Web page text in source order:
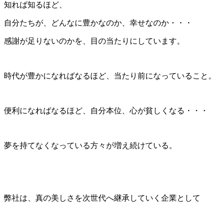
知れば知るほど、
自分たちが、どんなに豊かなのか、幸せなのか・・・
感謝が足りないのかを、目の当たりにしています。
時代が豊かになればなるほど、当たり前になっていること。
便利になればなるほど、自分本位、心が貧しくなる・・・
夢を持てなくなっている方々が増え続けている。
弊社は、真の美しさを次世代へ継承していく企業として